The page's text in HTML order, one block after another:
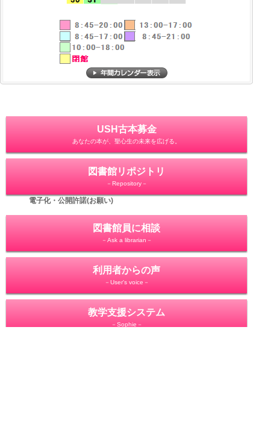
USH古本募金
あなたの本が、聖心生の未来を広げる。
図書館リポジトリ
－Repository－
電子化・公開許諾(お願い)
図書館員に相談
－Ask a librarian－
利用者からの声
－User's voice－
教学支援システム
－Sophie－